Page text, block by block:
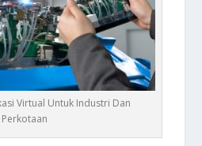
Virtual Untuk Industri Dan
Perkotaan